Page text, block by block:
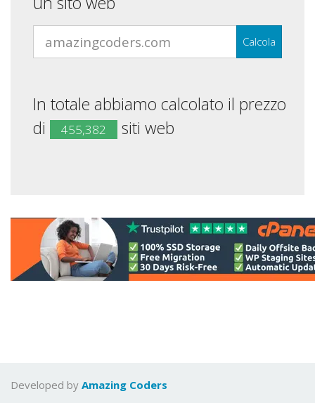
Calcola
In totale abbiamo calcolato il prezzo
di
455,382 siti web
Developed by Amazing Coders